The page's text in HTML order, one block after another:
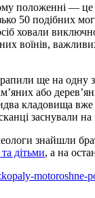
положенні — це
50 подібних
ховали
важливих
ще на одну
або
кладовища
заснували на
знайшли
дітьми, а на